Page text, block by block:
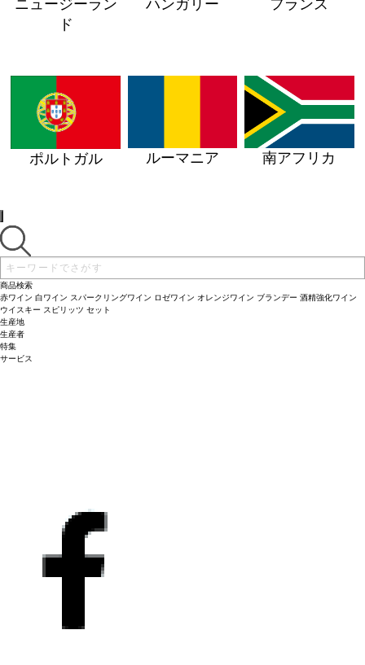
ニュージーラン
ド
ハンガリー フランス
ポルトガル ルーマニア 南アフリカ
商品検索
赤ワイン 白ワイン スパークリングワイン ロゼワイン オレンジワイン ブランデー 酒精強化ワイン
ウイスキー スピリッツ セット
生産地
生産者
特集
サービス